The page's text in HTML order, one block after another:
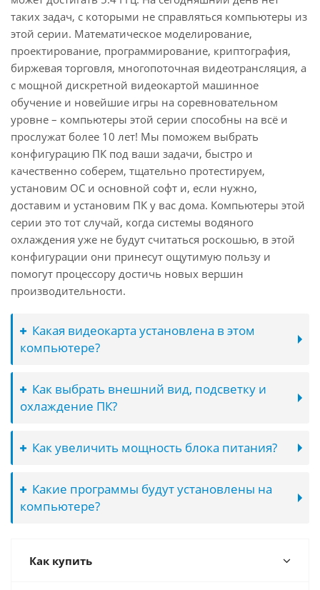
таких задач, с которыми не справляться компьютеры из
этой серии. Математическое моделирование,
проектирование, программирование, криптография,
биржевая торговля, многопоточная видеотрансляция, а
с мощной дискретной видеокартой машинное
обучение и новейшие игры на соревновательном
уровне – компьютеры этой серии способны на всё и
прослужат более 10 лет! Мы поможем выбрать
конфигурацию ПК под ваши задачи, быстро и
качественно соберем, тщательно протестируем,
установим ОС и основной софт и, если нужно,
доставим и установим ПК у вас дома. Компьютеры этой
серии это тот случай, когда системы водяного
охлаждения уже не будут считаться роскошью, в этой
конфигурации они принесут ощутимую пользу и
помогут процессору достичь новых вершин
производительности.
Какая видеокарта установлена в этом
компьютере?
Как выбрать внешний вид, подсветку и
охлаждение ПК?
Как увеличить мощность блока питания?
Какие программы будут установлены на
компьютере?
Как купить